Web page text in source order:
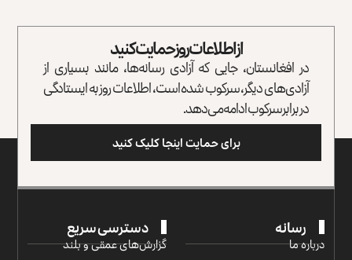
از اطلاعات روز حمایت کنید
در افغانستان، جایی که آزادی رسانه‌ها، مانند بسیاری از
آزادی‌های دیگر، سرکوب شده است، اطلاعات روز به ایستادگی
در برابر سرکوب ادامه می‌دهد.
برای حمایت اینجا کلیک کنید
رسانه
درباره ما
دسترسی سریع
گزارش‌‌های عمقی و بلند